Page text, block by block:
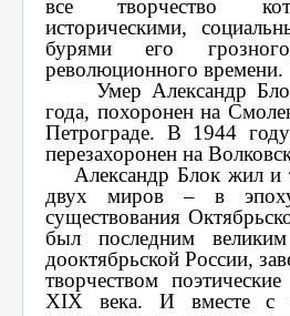
все творчество
историческими,
бурями его
революционного времени.
Умер Александр Блок
года, похоронен на
Петрограде. В 1944
перезахоронен на
Александр Блок жил и
двух миров – в
существования
был последним
дооктябрьской России,
творчеством
XIX века. И вместе с